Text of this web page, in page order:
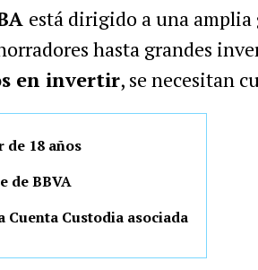
está dirigido a una amplia
hasta grandes
en invertir, se necesitan
de 18 años
deBBVA
Cuenta Custodia asociada